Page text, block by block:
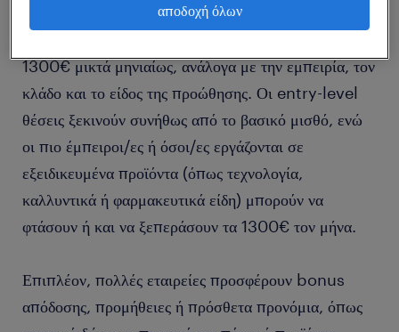
μιας sales promoter κυμαίνεται περίπου μεταξύ
1300€ μικτά μηνιαίως, ανάλογα με την εμπειρία, τον
κλάδο και το είδος της προώθησης. Οι entry-level
θέσεις ξεκινούν συνήθως από το βασικό μισθό, ενώ
οι πιο έμπειροι/ες ή όσοι/ες εργάζονται σε
εξειδικευμένα προϊόντα (όπως τεχνολογία,
καλλυντικά ή φαρμακευτικά είδη) μπορούν να
φτάσουν ή και να ξεπεράσουν τα 1300€ τον μήνα.
Επιπλέον, πολλές εταιρείες προσφέρουν bonus
απόδοσης, προμήθειες ή πρόσθετα προνόμια, όπως
αποδοχή όλων